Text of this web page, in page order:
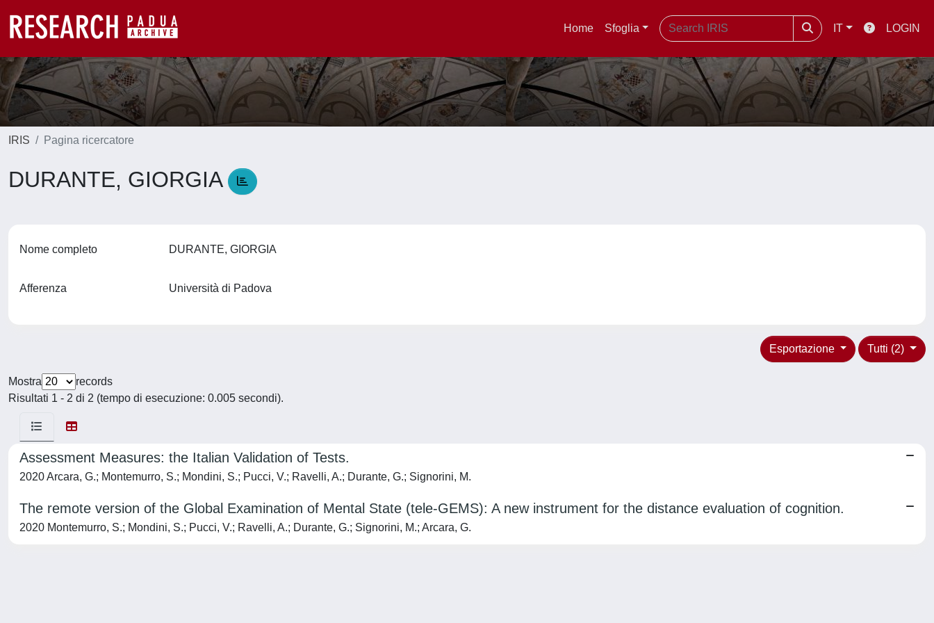
Home Sfoglia IT LOGIN
IRIS Pagina ricercatore
DURANTE, GIORGIA
Nome completo DURANTE, GIORGIA
Afferenza Università di Padova
Tutti (2)
Esportazione
Mostra
records
Risultati 1 - 2 di 2 (tempo di esecuzione: 0.005 secondi).
Assessment Measures: the Italian Validation of Tests.
2020 Arcara, G.; Montemurro, S.; Mondini, S.; Pucci, V.; Ravelli, A.; Durante, G.; Signorini, M.
The remote version of the Global Examination of Mental State (tele-GEMS): A new instrument for the distance evaluation of cognition.
2020 Montemurro, S.; Mondini, S.; Pucci, V.; Ravelli, A.; Durante, G.; Signorini, M.; Arcara, G.